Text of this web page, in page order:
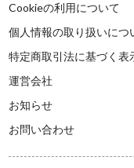
Cookieの利用について
個人情報の取り扱いにつ
特定商取引法に基づく表
運営会社
お知らせ
お問い合わせ